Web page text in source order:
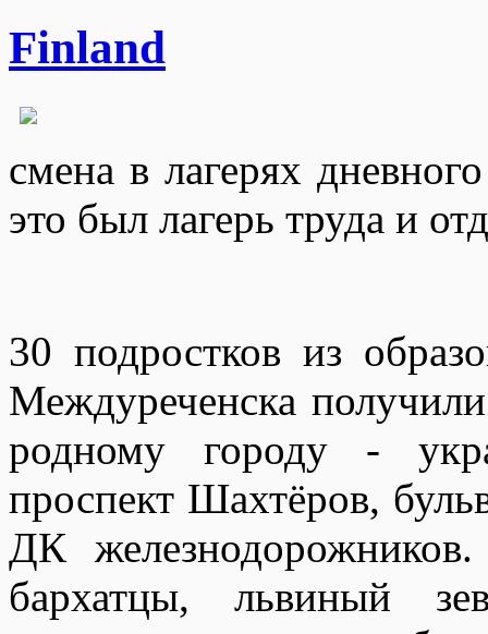
Finland
смена в лагерях
это был лагерь труда и
30 подростков из
Междуреченска
родному городу -
проспект Шахтёров,
ДК
бархатцы, львиный